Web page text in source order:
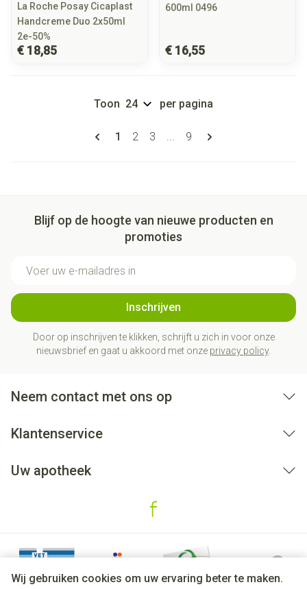
Wij gebruiken cookies om uw ervaring beter te maken.
La Roche Posay Cicaplast
Handcreme Duo 2x50ml
2e-50%
€ 18,85
600ml 0496
€ 16,55
Pagina's
U lees momenteel pagina
1 Pagina
2 Pagina
3 ... Pagina
9
Toon per pagina
Blijf op de hoogte van nieuwe producten en
promoties
Inschrijven
Door op inschrijven te klikken, schrijft u zich in voor onze
nieuwsbrief en gaat u akkoord met onze privacy policy.
Neem contact met ons op
Klantenservice
Uw apotheek